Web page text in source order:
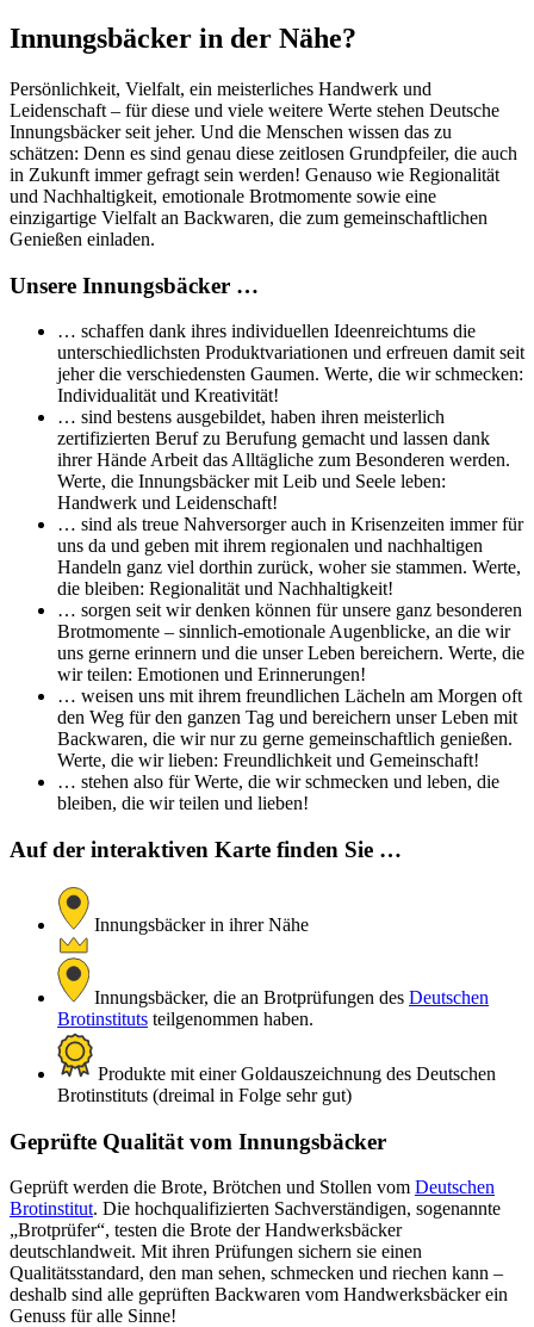
Innungsbäcker in der Nähe?
Persönlichkeit, Vielfalt, ein meisterliches Handwerk und
Leidenschaft – für diese und viele weitere Werte stehen Deutsche
Innungsbäcker seit jeher. Und die Menschen wissen das zu
schätzen: Denn es sind genau diese zeitlosen Grundpfeiler, die auch
in Zukunft immer gefragt sein werden! Genauso wie Regionalität
und Nachhaltigkeit, emotionale Brotmomente sowie eine
einzigartige Vielfalt an Backwaren, die zum gemeinschaftlichen
Genießen einladen.
Unsere Innungsbäcker …
… schaffen dank ihres individuellen Ideenreichtums die
unterschiedlichsten Produktvariationen und erfreuen damit seit
jeher die verschiedensten Gaumen. Werte, die wir schmecken:
Individualität und Kreativität!
… sind bestens ausgebildet, haben ihren meisterlich
zertifizierten Beruf zu Berufung gemacht und lassen dank
ihrer Hände Arbeit das Alltägliche zum Besonderen werden.
Werte, die Innungsbäcker mit Leib und Seele leben:
Handwerk und Leidenschaft!
… sind als treue Nahversorger auch in Krisenzeiten immer für
uns da und geben mit ihrem regionalen und nachhaltigen
Handeln ganz viel dorthin zurück, woher sie stammen. Werte,
die bleiben: Regionalität und Nachhaltigkeit!
… sorgen seit wir denken können für unsere ganz besonderen
Brotmomente – sinnlich-emotionale Augenblicke, an die wir
uns gerne erinnern und die unser Leben bereichern. Werte, die
wir teilen: Emotionen und Erinnerungen!
… weisen uns mit ihrem freundlichen Lächeln am Morgen oft
den Weg für den ganzen Tag und bereichern unser Leben mit
Backwaren, die wir nur zu gerne gemeinschaftlich genießen.
Werte, die wir lieben: Freundlichkeit und Gemeinschaft!
… stehen also für Werte, die wir schmecken und leben, die
bleiben, die wir teilen und lieben!
Auf der interaktiven Karte finden Sie …
Innungsbäcker in ihrer Nähe
Innungsbäcker, die an Brotprüfungen des Deutschen
Brotinstituts teilgenommen haben.
Produkte mit einer Goldauszeichnung des Deutschen
Brotinstituts (dreimal in Folge sehr gut)
Geprüfte Qualität vom Innungsbäcker
Geprüft werden die Brote, Brötchen und Stollen vom Deutschen
Brotinstitut. Die hochqualifizierten Sachverständigen, sogenannte
„Brotprüfer“, testen die Brote der Handwerksbäcker
deutschlandweit. Mit ihren Prüfungen sichern sie einen
Qualitätsstandard, den man sehen, schmecken und riechen kann –
deshalb sind alle geprüften Backwaren vom Handwerksbäcker ein
Genuss für alle Sinne!